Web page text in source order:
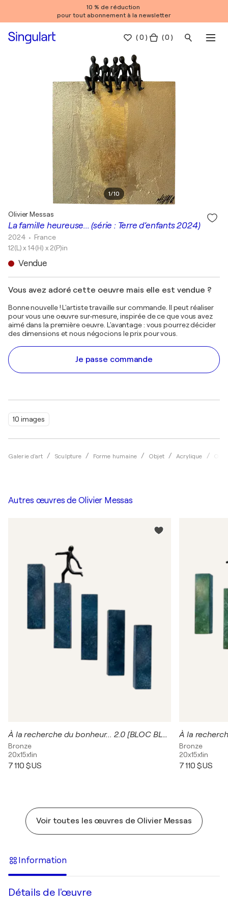
10 % de réduction
pour tout abonnement à la newsletter
(0 ) ( 0 )
1/10
10 images
Galerie d'art Sculpture Forme humaine Objet Acrylique
La famille heureuse... (série : Terre d’enfants 2024)
Olivier Messas
2024 • France
12(L) x 14(H) x 2(P)in
Vendue
Vous avez adoré cette oeuvre mais elle est vendue ?
Bonne nouvelle ! L'artiste travaille sur commande. Il peut réaliser
pour vous une oeuvre sur-mesure, inspirée de ce que vous avez
aimé dans la première oeuvre. L'avantage : vous pourrez décider
des dimensions et nous négocions le prix pour vous.
Je passe commande
Autres œuvres de Olivier Messas
À la recherche du bonheur... 2.0 [BLOC BLEU]
Bronze
20x15x1in
7 110 $US
Bronze
20x15x1in
7 110 $US
Voir toutes les œuvres de Olivier Messas
Information
Détails de l'œuvre